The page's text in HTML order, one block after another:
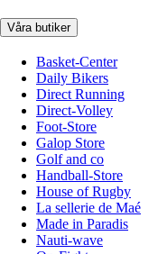
Våra butiker
Basket-Center
Daily Bikers
Direct Running
Direct-Volley
Foot-Store
Galop Store
Golf and co
Handball-Store
House of Rugby
La sellerie de Maé
Made in Paradis
Nauti-wave